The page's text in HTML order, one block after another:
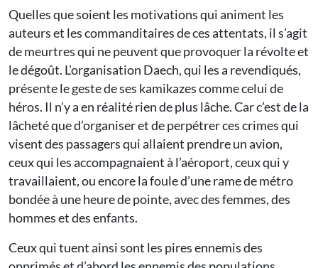
Quelles que soient les motivations qui animent les
auteurs et les commanditaires de ces attentats, il s’agit
de meurtres qui ne peuvent que provoquer la révolte et
le dégoût. L’organisation Daech, qui les a revendiqués,
présente le geste de ses kamikazes comme celui de
héros. Il n’y a en réalité rien de plus lâche. Car c’est de la
lâcheté que d’organiser et de perpétrer ces crimes qui
visent des passagers qui allaient prendre un avion,
ceux qui les accompagnaient à l’aéroport, ceux qui y
travaillaient, ou encore la foule d’une rame de métro
bondée à une heure de pointe, avec des femmes, des
hommes et des enfants.
Ceux qui tuent ainsi sont les pires ennemis des